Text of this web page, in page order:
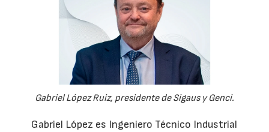
Gabriel López Ruiz, presidente de Sigaus y Genci.
Gabriel López es Ingeniero Técnico Industrial